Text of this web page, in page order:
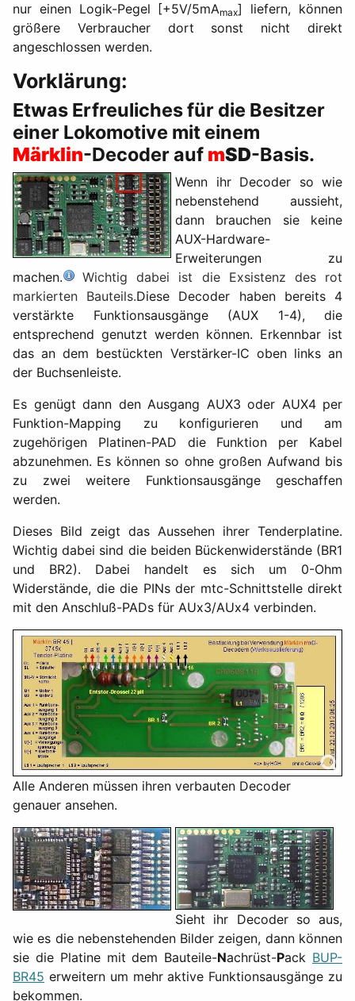
nur einen Logik-Pegel [+5V/5mAmax] liefern, können
größere Verbraucher dort sonst nicht direkt
angeschlossen werden.
Vorklärung:
Etwas Erfreuliches für die Besitzer
einer Lokomotive mit einem
Märklin-Decoder auf mSD-Basis.
Wenn ihr Decoder so wie
nebenstehend aussieht,
dann brauchen sie keine
AUX-Hardware-
Erweiterungen zu
machen.
Wichtig dabei ist die Exsistenz des rot
markierten Bauteils.Diese Decoder haben bereits 4
verstärkte Funktionsausgänge (AUX 1-4), die
entsprechend genutzt werden können. Erkennbar ist
das an dem bestückten Verstärker-IC oben links an
der Buchsenleiste.
Es genügt dann den Ausgang AUX3 oder AUX4 per
Funktion-Mapping zu konfigurieren und am
zugehörigen Platinen-PAD die Funktion per Kabel
abzunehmen. Es können so ohne großen Aufwand bis
zu zwei weitere Funktionsausgänge geschaffen
werden.
Dieses Bild zeigt das Aussehen ihrer Tenderplatine.
Wichtig dabei sind die beiden Bückenwiderstände (BR1
und BR2). Dabei handelt es sich um 0-Ohm
Widerstände, die die PINs der mtc-Schnittstelle direkt
mit den Anschluß-PADs für AUx3/AUx4 verbinden.
Alle Anderen müssen ihren verbauten Decoder
genauer ansehen.
Sieht ihr Decoder so aus,
wie es die nebenstehenden Bilder zeigen, dann können
sie die Platine mit dem Bauteile-Nachrüst-Pack BUP-
BR45 erweitern um mehr aktive Funktionsausgänge zu
bekommen.